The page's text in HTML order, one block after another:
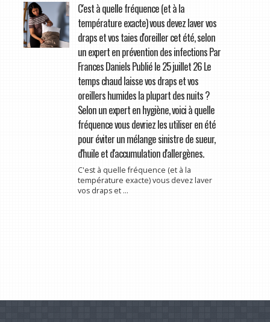
C'est à quelle fréquence (et à la
température exacte) vous devez laver vos
draps et vos taies d'oreiller cet été, selon
un expert en prévention des infections Par
Frances Daniels Publié le 25 juillet 26 Le
temps chaud laisse vos draps et vos
oreillers humides la plupart des nuits ?
Selon un expert en hygiène, voici à quelle
fréquence vous devriez les utiliser en été
pour éviter un mélange sinistre de sueur,
d'huile et d'accumulation d'allergènes.
C'est à quelle fréquence (et à la
température exacte) vous devez laver
vos draps et ...